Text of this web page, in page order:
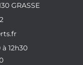
GRASSE
12h30